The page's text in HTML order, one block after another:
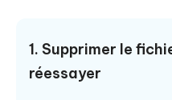
1. Supprimer le
réessayer